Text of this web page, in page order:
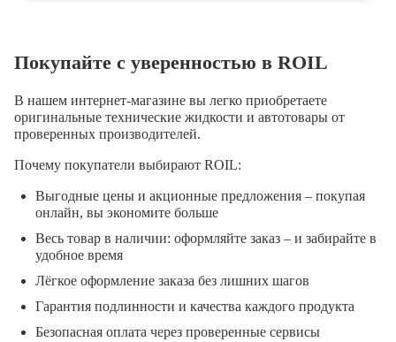
Покупайте с уверенностью в ROIL
В нашем интернет-магазине вы легко приобретаете
оригинальные технические жидкости и автотовары от
проверенных производителей.
Почему покупатели выбирают ROIL:
Выгодные цены и акционные предложения – покупая
онлайн, вы экономите больше
Весь товар в наличии: оформляйте заказ – и забирайте в
удобное время
Лёгкое оформление заказа без лишних шагов
Гарантия подлинности и качества каждого продукта
Безопасная оплата через проверенные сервисы